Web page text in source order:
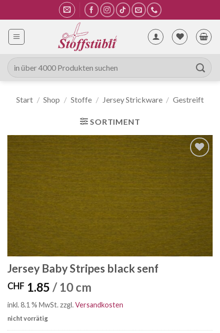
Inhalt
springen
Suche
nach:
Start / Shop / Stoffe / Jersey Strickware / Gestreift
SORTIMENT
Auf die
Wunschliste
Jersey Baby Stripes black senf
CHF 1.85 / 10 cm
inkl. 8.1 % MwSt. zzgl.Versandkosten
nicht vorrätig